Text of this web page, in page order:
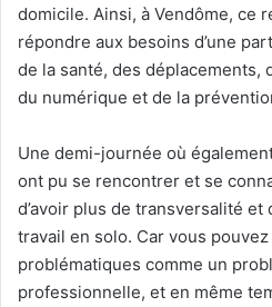
domicile. Ainsi, à Vendôme, ce
répondre aux besoins d’une
de la santé, des déplacements,
du numérique et de la
Une demi-journée où
ont pu se rencontrer et se
d’avoir plus de transversalité et
travail en solo. Car vous
problématiques comme un
professionnelle, et en même